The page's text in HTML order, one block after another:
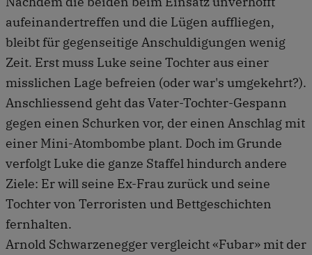
aufeinandertreffen und die Lügen auffliegen,
bleibt für gegenseitige Anschuldigungen wenig
Zeit. Erst muss Luke seine Tochter aus einer
misslichen Lage befreien (oder war's umgekehrt?).
Anschliessend geht das Vater-Tochter-Gespann
gegen einen Schurken vor, der einen Anschlag mit
einer Mini-Atombombe plant. Doch im Grunde
verfolgt Luke die ganze Staffel hindurch andere
Ziele: Er will seine Ex-Frau zurück und seine
Tochter von Terroristen und Bettgeschichten
fernhalten.
Arnold Schwarzenegger vergleicht «Fubar» mit der